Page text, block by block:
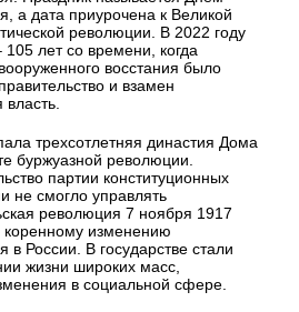
а дата приурочена к Великой
революции. В 2022 году
лет со времени, когда
восстания было
и взамен
трехсотлетняя династия Дома
буржуазной революции.
партии конституционных
не смогло управлять
революция 7 ноября 1917
коренному изменению
в России. В государстве стали
жизни широких масс,
в социальной сфере.